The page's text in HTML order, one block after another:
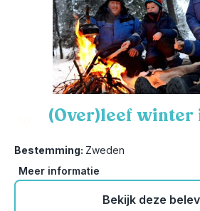
(Over)leef winter
Bestemming: Zweden
Meer informatie
Bekijk deze